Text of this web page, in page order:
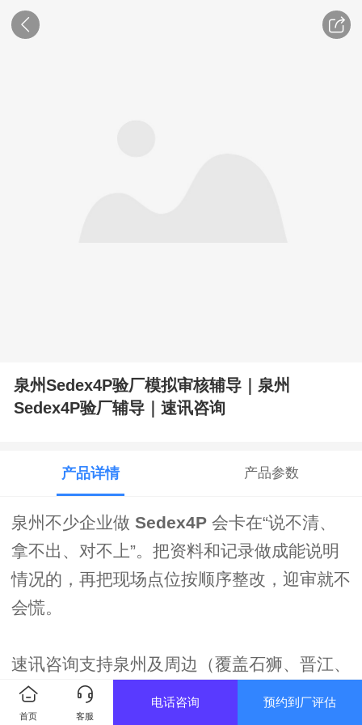
泉州Sedex4P验厂模拟审核辅导｜泉州
Sedex4P验厂辅导｜速讯咨询
产品详情 产品参数
泉州不少企业做 Sedex4P 会卡在“说不清、
拿不出、对不上”。把资料和记录做成能说明
情况的，再把现场点位按顺序整改，迎审就不
会慌。
速讯咨询支持泉州及周边（覆盖石狮、晋江、
惠安等区域，并可联动厦门、漳州等周边），
围绕
泉州Sedex4P验厂模拟审核辅导
首页 客服
电话咨询 预约到厂评估